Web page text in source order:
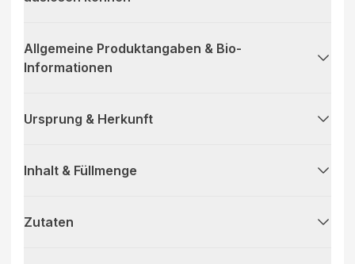
Allgemeine Produktangaben & Bio-
Informationen
Ursprung & Herkunft
Inhalt & Füllmenge
Zutaten